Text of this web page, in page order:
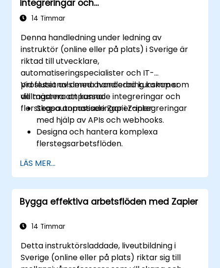
integreringar och
flerstegsautomatiseringar
14 Timmar
Denna handledning under ledning av
instruktör (online eller på plats) i Sverige är
riktad till utvecklare,
automatiseringspecialister och IT-
professionals med avancerad kunskap som
vill mästera anpassade integreringar och
flerstegsautomatiseringar i Zapier.
Vid slutet av denna handledning kommer
deltagarna att kunna:
Skapa anpassade Zapier-integreringar
med hjälp av APIs och webhooks.
Designa och hantera komplexa
flerstegsarbetsflöden.
automatiseringsarbetsflöden.
Integrera Zapier med egna eller mindre
vanliga applikationer.
LÄS MER...
Bygga effektiva arbetsflöden med Zapier
14 Timmar
Detta instruktörsladdade, liveutbildning i
Sverige (online eller på plats) riktar sig till